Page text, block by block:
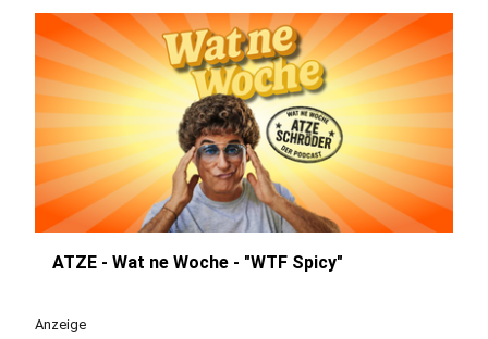
ATZE - Wat ne Woche - "WTF Spicy"
Anzeige